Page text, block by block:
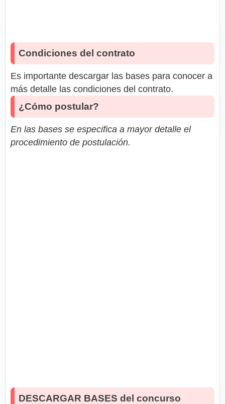
Condiciones del contrato
Es importante descargar las bases para conocer a
más detalle las condiciones del contrato.
¿Cómo postular?
En las bases se especifica a mayor detalle el
procedimiento de postulación.
DESCARGAR BASES del concurso